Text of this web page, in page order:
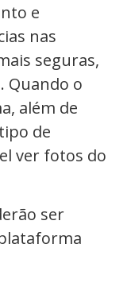
e
nas
seguras,
Quando o
além de
de
ver fotos do
ser